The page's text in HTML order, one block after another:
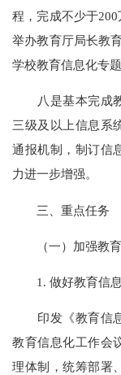
程，完成不少于
举办教育厅局长教
学校教育信息化专题
八是基本完成教
三级及以上信息系
通报机制，制订信
力进一步增强。
三、重点任务
（一）加强教育
1. 做好教育信息
印发《教育信息
教育信息化工作会
理体制，统筹部署